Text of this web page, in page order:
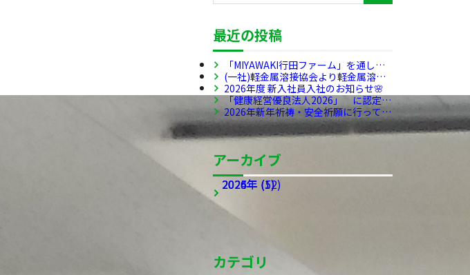
最近の投稿
「MIYAWAKI行田ファーム」を通し
て、多様な方たちが働ける場を創出
し、SDGs・CSR活動を推進していきま
す
(一社)軽金属溶接協会より軽金属溶接
マイスターを受賞しました🎊
2026年度 新入社員入社のお知らせ🌸
「健康経営優良法人2026」 に認定さ
れました!!!
2026年新年祈祷・安全祈願に行ってき
ました!!!
アーカイブ
2026年 (5)
2025年 (12)
2024年 (1)
アーカイブ全てを表示
カテゴリ